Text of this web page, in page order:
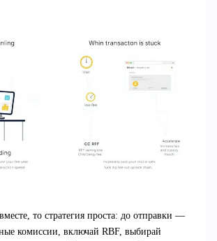
то стратегия проста: до отправки —
комиссии, включай RBF, выбирай